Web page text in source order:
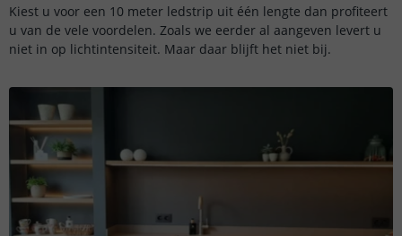
Kiest u voor een 10 meter ledstrip uit één lengte dan profiteert
u van de vele voordelen. Zoals we eerder al aangeven levert u
niet in op lichtintensiteit. Maar daar blijft het niet bij.